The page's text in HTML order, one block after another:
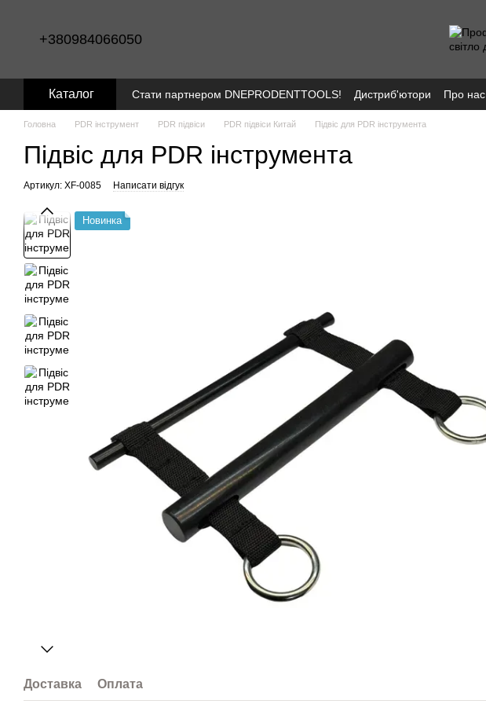
+380984066050
Каталог Стати партнером DNEPRODENTTOOLS! Дистриб'ютори Про нас
Головна PDR інструмент PDR підвіси PDR підвіси Китай Підвіс для PDR інструмента
Підвіс для PDR інструмента
Артикул: XF-0085 Написати відгук
Новинка
Доставка Оплата